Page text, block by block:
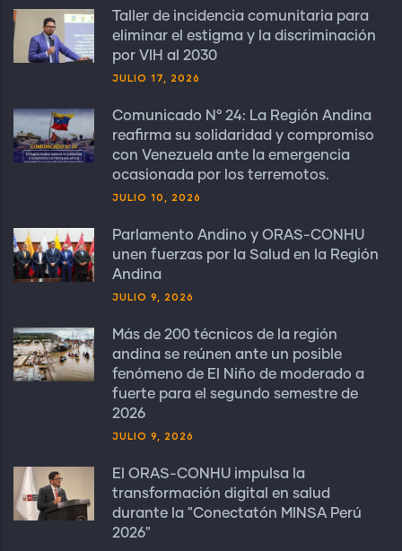
Taller de incidencia comunitaria para
eliminar el estigma y la discriminación
por VIH al 2030
JULIO 17, 2026
Comunicado N° 24: La Región Andina
reafirma su solidaridad y compromiso
con Venezuela ante la emergencia
ocasionada por los terremotos.
JULIO 10, 2026
Parlamento Andino y ORAS-CONHU
unen fuerzas por la Salud en la Región
Andina
JULIO 9, 2026
Más de 200 técnicos de la región
andina se reúnen ante un posible
fenómeno de El Niño de moderado a
fuerte para el segundo semestre de
2026
JULIO 9, 2026
El ORAS-CONHU impulsa la
transformación digital en salud
durante la "Conectatón MINSA Perú
2026"